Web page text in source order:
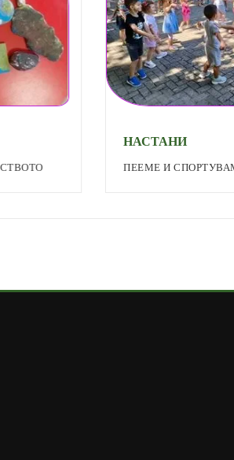
НАСТАНИ
ПЕЕМЕ И СПОРТУВАМЕ